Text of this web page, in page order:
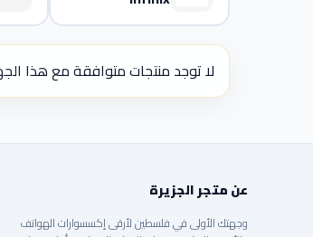
لا توجد منتجات متوافقة مع هذا
عن متجر الجزيرة
وجهتك الأولى في فلسطين لأرقى إكسسوارات الهواتف